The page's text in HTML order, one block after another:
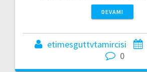
DEVAMI
etimesguttvtamircisi
0